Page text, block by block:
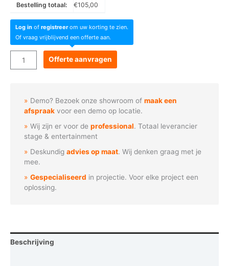
Bestelling totaal:
€105,00
Log in of registreerom uw korting te zien.
Of vraag vrijblijvend een offerte aan.
Goboservice
-
diagonalen
Offerte aanvragen
Demo? Bezoek onze showroom ofmaak een
afspraak voor een demo op locatie.
Wij zijn er voor deprofessional. Totaal leverancier
stage & entertainment
Deskundigadvies op maat. Wij denken graag met je
mee.
Gespecialiseerd in projectie. Voor elke project een
oplossing.
Beschrijving